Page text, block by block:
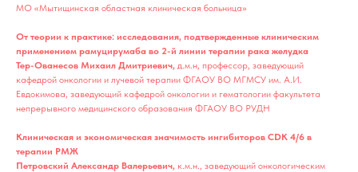
МО «Мытищинская областная клиническая больница»
От теории к практике: исследования, подтвержденные клиническим
применением рамуцирумаба во 2-й линии терапии рака желудка
Тер-Ованесов Михаил Дмитриевич, д.м.н, профессор, заведующий
кафедрой онкологии и лучевой терапии ФГАОУ ВО МГМСУ им. А.И.
Евдокимова, заведующий кафедрой онкологии и гематологии факультета
непрерывного медицинского образования ФГАОУ ВО РУДН
Клиническая и экономическая значимость ингибиторов CDK 4/6 в
терапии РМЖ
Петровский Александр Валерьевич, к.м.н., заведующий онкологическим